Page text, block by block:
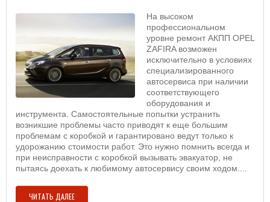
На высоком
профессиональном
уровне ремонт АКПП OPEL
ZAFIRA возможен
исключительно в условиях
специализированного
автосервиса при наличии
соответствующего
оборудования и
инструмента. Самостоятельные попытки устранить
возникшие проблемы часто приводят к еще большим
проблемам с коробкой и гарантировано ведут только к
удорожанию стоимости работ. Это нужно помнить всегда и
при неисправности с коробкой вызывать эвакуатор, не
пытаясь доехать к любимому автосервису своим ходом....
ЧИТАТЬ ДАЛЕЕ